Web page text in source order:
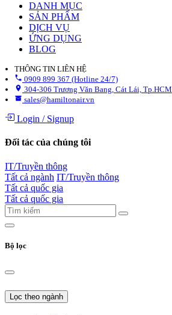
DANH MỤC
SẢN PHẨM
DỊCH VỤ
ỨNG DỤNG
BLOG
THÔNG TIN LIÊN HỆ
0909 899 367 (Hotline 24/7)
304-306 Trương Văn Bang, Cát Lái, Tp.HCM
sales@hamiltonair.vn
Login /Signup
Đối tác của chúng tôi
IT/Truyền thông
Tất cả ngành IT/Truyền thông
Tất cả quốc gia
Tất cả quốc gia
Bộ lọc
Lọc theo ngành